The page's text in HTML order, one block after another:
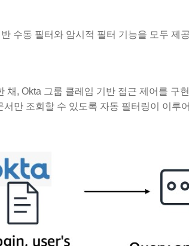
수동 필터와 암시적 필터 기능을 모두 제
, Okta 그룹 클레임 기반 접근 제어를 구
만 조회할 수 있도록 자동 필터링이 이루